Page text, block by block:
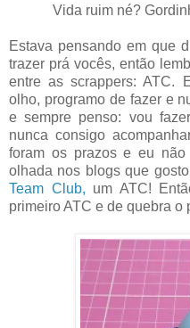
Vida ruim né?
Estava pensando em que
trazer prá vocês, então
entre as scrappers: ATC.
olho, programo de fazer e
e sempre penso: vou
nunca consigo
foram os prazos e eu
olhada nos blogs que
Team Club, um ATC!
primeiro ATC e de quebra o